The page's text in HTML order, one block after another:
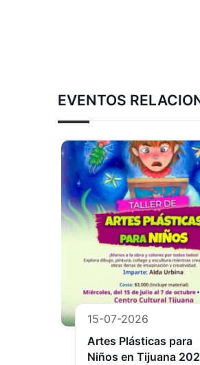
EVENTOS
15-07-2026
Artes Plásticas para
Niños en Tijuana